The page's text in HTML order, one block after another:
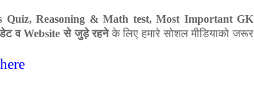
Reasoning & Math test, Most Important GK
वWebsiteसे जुड़े रहने के लिए हमारे सोशल मीडियाको जरूर